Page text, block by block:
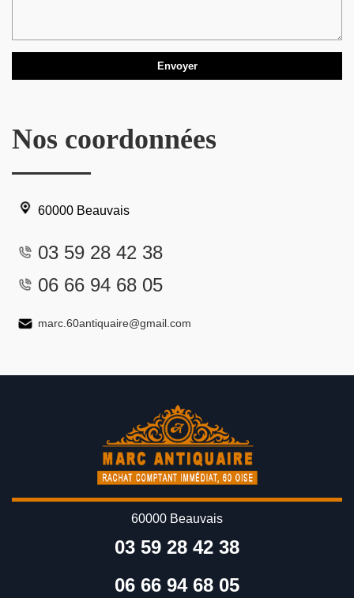
Nos coordonnées
60000 Beauvais
03 59 28 42 38
06 66 94 68 05
marc.60antiquaire@gmail.com
60000 Beauvais
03 59 28 42 38
06 66 94 68 05